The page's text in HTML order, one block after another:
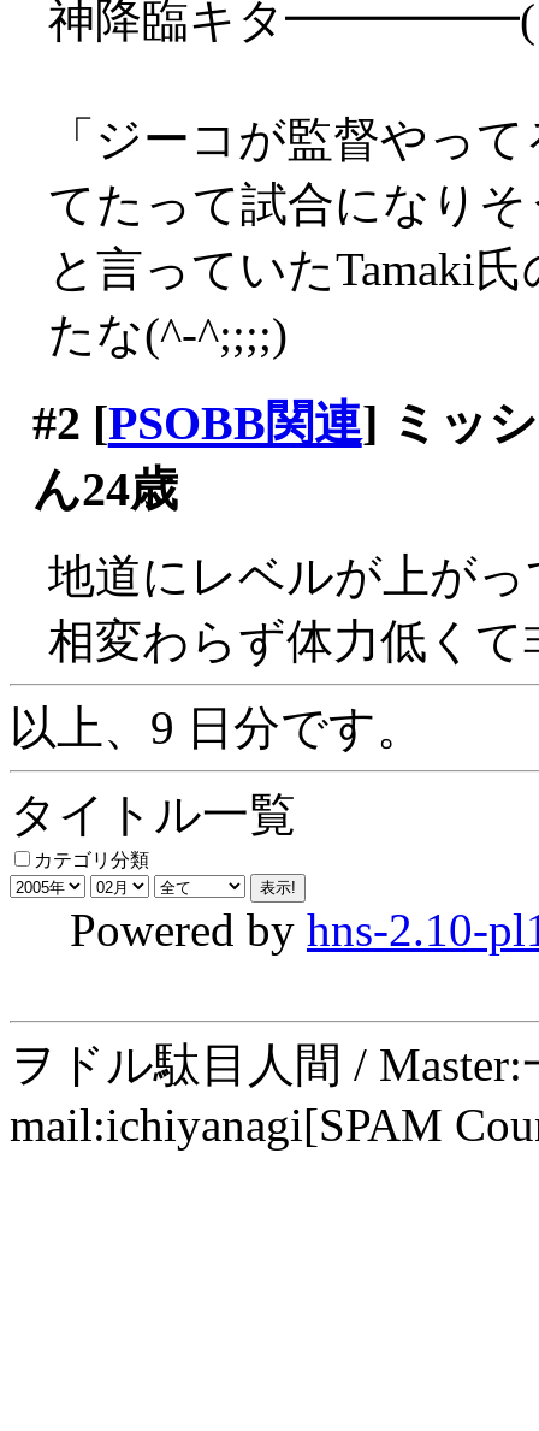
神降臨キタ
「ジーコが監督やっ
てたって試合になり
と言っていたTamaki
たな(^-^;;;;)
#2 [PSOBB関連] ミッ
ん24歳
地道にレベルが上が
相変わらず体力低く
以上、9 日分です。
タイトル一覧
カテゴリ分類
Powered by hns-2.10-
ヲドル駄目人間 /
mail:ichiyanagi[SPAM